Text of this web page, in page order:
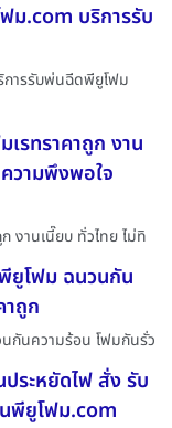
ม.com บริการรับ
ารรับพ่นฉีดพียูโฟม
รทราคาถูก งาน
วามพึงพอใจ
งานเนี๊ยบ ทั่วไทย ไม่ทิ
ยูโฟม ฉนวนกัน
ถูก
กันความร้อน โฟมกันรั่ว
ระหยัดไฟ สั่ง รับ
พียูโฟม.com